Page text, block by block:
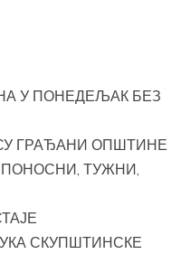
У ПОНЕДЕЉАК БЕЗ
ГРАЂАНИ ОПШТИНЕ
ТУЖНИ,
СКУПШТИНСКЕ